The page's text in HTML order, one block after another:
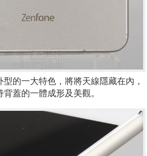
的一大特色，將將天線隱藏在內，
背蓋的一體成形及美觀。